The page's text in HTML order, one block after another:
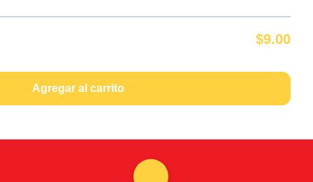
$9.00
Agregar al carrito